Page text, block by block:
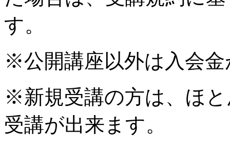
す。
※公開講座以外は入会
※新規受講の方は、ほ
受講が出来ます。